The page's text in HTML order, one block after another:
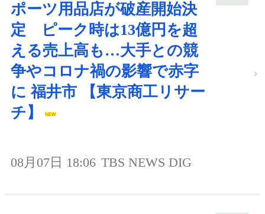
ポーツ用品店が破産開始決
定 ピーク時は13億円を超
える売上高も…大手との競
争やコロナ禍の影響で赤字
に 福井市 【東京商工リサー
チ】
08月07日 18:06 TBS NEWS DIG